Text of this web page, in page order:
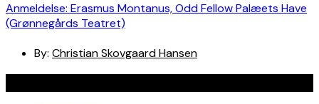
Anmeldelse: Erasmus Montanus, Odd Fellow Palæets Have
(Grønnegårds Teatret)
By: Christian Skovgaard Hansen